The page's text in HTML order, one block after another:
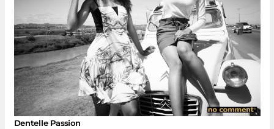
Dentelle Passion